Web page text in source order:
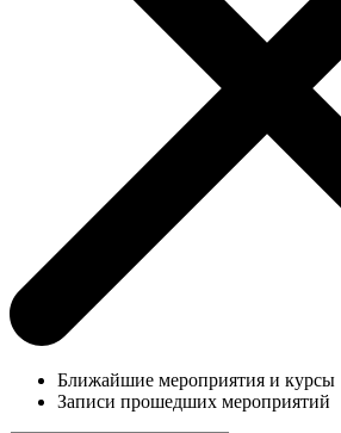
Ближайшие мероприятия и курсы
Записи прошедших мероприятий